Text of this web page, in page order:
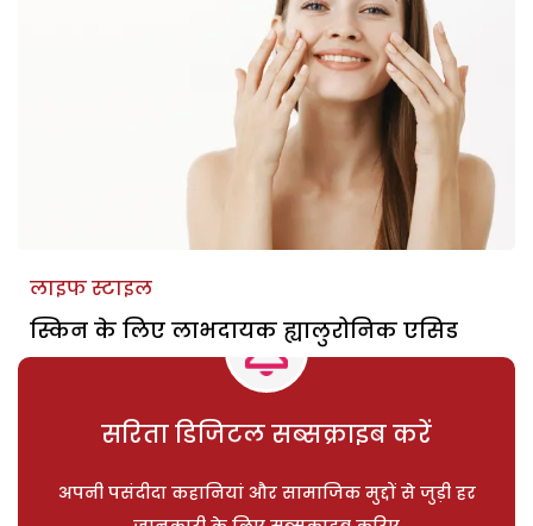
लाइफ स्टाइल
स्किन के लिए लाभदायक ह्यालुरोनिक एसिड
सरिता डिजिटल सब्सक्राइब करें
अपनी पसंदीदा कहानियां और सामाजिक मुद्दों से जुड़ी हर